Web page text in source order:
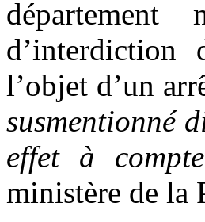
d’interdiction
l’objet d’un
susmentionné
effet à
ministère de la